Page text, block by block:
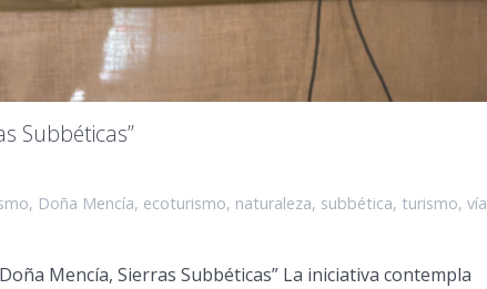
Subbéticas”
, Doña Mencía, ecoturismo, naturaleza, subbética, turismo, vía
Mencía, Sierras Subbéticas” La iniciativa contempla